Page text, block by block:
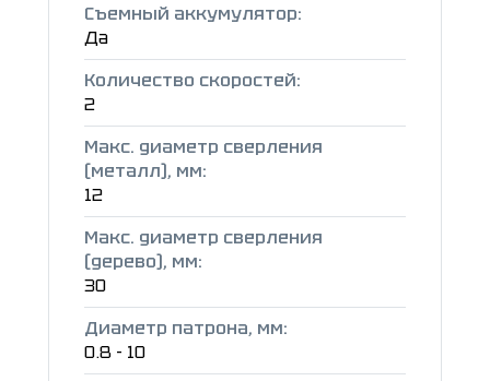
Съемный аккумулятор:
Да
Количество скоростей:
2
Макс. диаметр сверления
(металл), мм:
12
Макс. диаметр сверления
(дерево), мм:
30
Диаметр патрона, мм:
0.8 - 10